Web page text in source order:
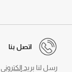
اتصل بنا
رسل لنا بريد إلكتروني